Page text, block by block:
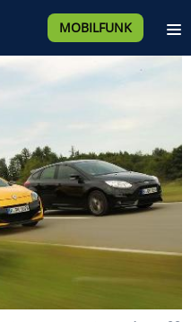
MOBILFUNK